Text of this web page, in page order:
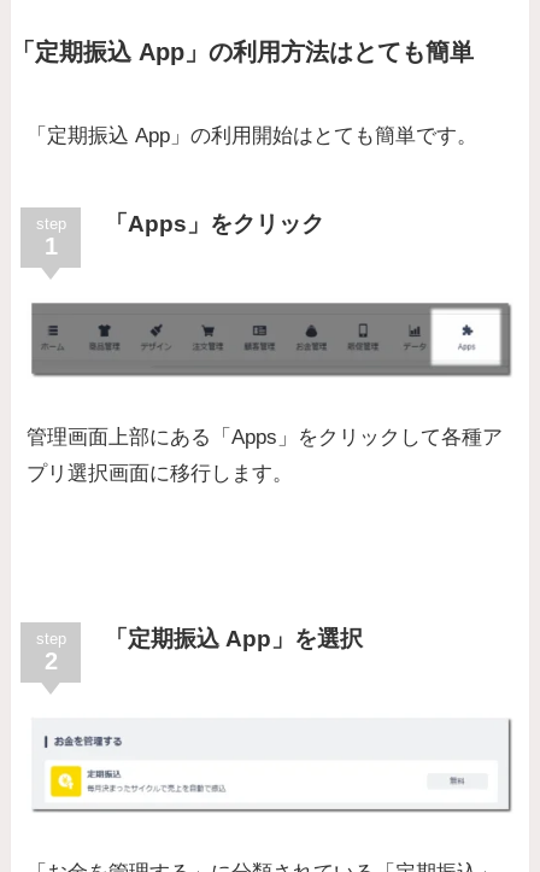
「定期振込 App」の利用方法はとても簡単
「定期振込 App」の利用開始はとても簡単です。
step
1
「Apps」をクリック
管理画面上部にある「Apps」をクリックして各種ア
プリ選択画面に移行します。
step
2
「定期振込 App」を選択